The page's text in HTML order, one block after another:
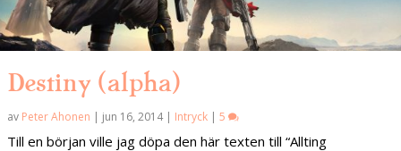
Destiny (alpha)
av Peter Ahonen | jun 16, 2014| Intryck | 5
Till en början ville jag döpa den här texten till “Allting